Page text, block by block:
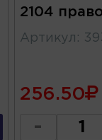
2104
Артикул :
256.50
-